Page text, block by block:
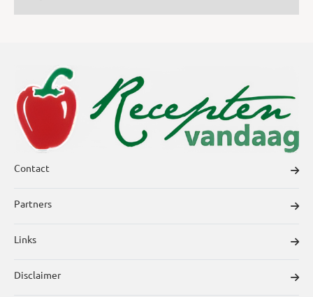
Contact
Partners
Links
Disclaimer